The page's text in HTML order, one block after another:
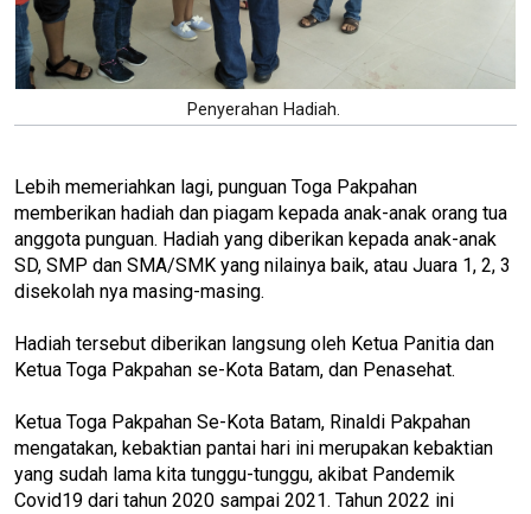
Penyerahan Hadiah.
Lebih memeriahkan lagi, punguan Toga Pakpahan
memberikan hadiah dan piagam kepada anak-anak orang tua
anggota punguan. Hadiah yang diberikan kepada anak-anak
SD, SMP dan SMA/SMK yang nilainya baik, atau Juara 1, 2, 3
disekolah nya masing-masing.
Hadiah tersebut diberikan langsung oleh Ketua Panitia dan
Ketua Toga Pakpahan se-Kota Batam, dan Penasehat.
Ketua Toga Pakpahan Se-Kota Batam, Rinaldi Pakpahan
mengatakan, kebaktian pantai hari ini merupakan kebaktian
yang sudah lama kita tunggu-tunggu, akibat Pandemik
Covid19 dari tahun 2020 sampai 2021. Tahun 2022 ini